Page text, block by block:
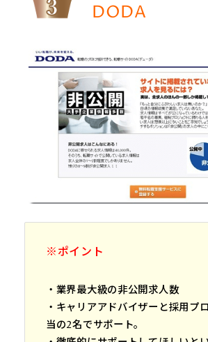
DODA
※ポイント
・業界最大級の非公開求人数
・キャリアアドバイザーと採用プ
当の2名でサポート。